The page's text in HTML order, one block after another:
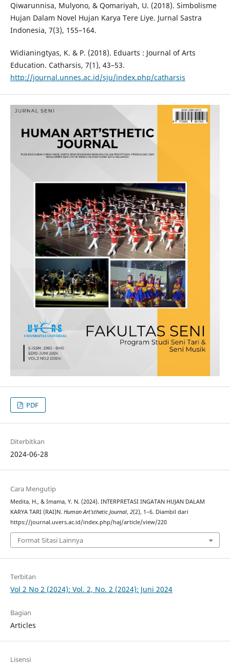
Qiwarunnisa, Mulyono, & Qomariyah, U. (2018). Simbolisme
Hujan Dalam Novel Hujan Karya Tere Liye. Jurnal Sastra
Indonesia, 7(3), 155–164.
Widianingtyas, K. & P. (2018). Eduarts : Journal of Arts
Education. Catharsis, 7(1), 43–53.
http://journal.unnes.ac.id/sju/index.php/catharsis
PDF
Diterbitkan
2024-06-28
Cara Mengutip
Medita, H., & Imama, Y. N. (2024). INTERPRETASI INGATAN HUJAN DALAM
KARYA TARI (RAI)N. Human Art’sthetic Journal, 2(2), 1–6. Diambil dari
https://journal.uvers.ac.id/index.php/haj/article/view/220
Format Sitasi Lainnya
Terbitan
Vol 2 No 2 (2024): Vol. 2, No. 2 (2024): Juni 2024
Bagian
Articles
Lisensi